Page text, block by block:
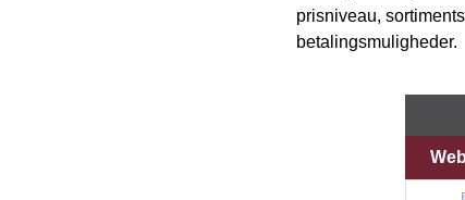
prisniveau,
betalingsmuligheder.